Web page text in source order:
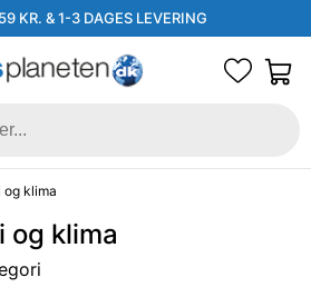
KR. & 1-3 DAGES LEVERING
og klima
og klima